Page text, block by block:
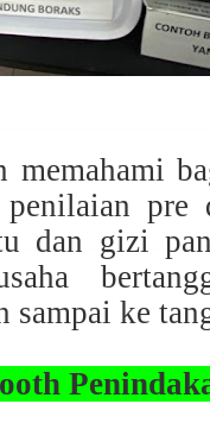
pre
dan gizi
sampai ke